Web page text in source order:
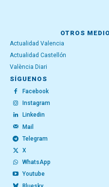
OTROS
Actualidad Valencia
Actualidad Castellón
València Diari
SÍGUENOS
Facebook
Instagram
Linkedin
Mail
Telegram
X
WhatsApp
Youtube